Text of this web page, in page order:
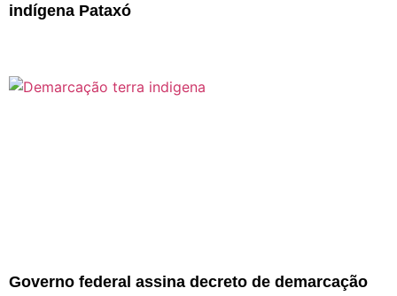
indígena Pataxó
Governo federal assina decreto de demarcação